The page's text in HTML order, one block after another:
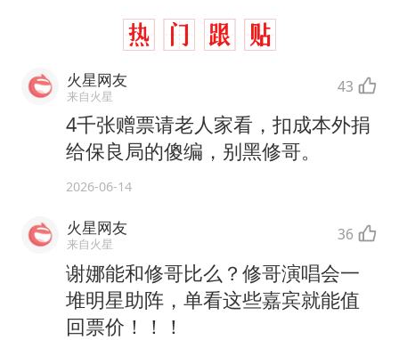
火星网友
来自火星 43
4千张赠票请老人家看，扣成本外捐
给保良局的傻编，别黑修哥。
2026-06-14
火星网友
来自火星 36
谢娜能和修哥比么？修哥演唱会一
堆明星助阵，单看这些嘉宾就能值
回票价！！！